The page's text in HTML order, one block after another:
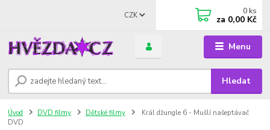
Menu
CZK
Hledat
0 ks
za 0,00 Kč
Úvod DVD filmy Dětské filmy
Král džungle 6 - Mušlí našeptávač
DVD